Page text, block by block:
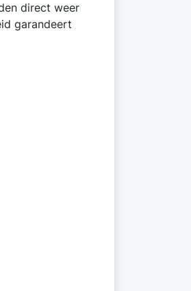
direct weer
garandeert